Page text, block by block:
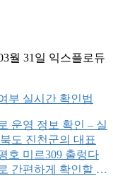
월 31일 익스플로듀
부 실시간 확인법
운영 정보 확인 – 실
도 진천군의 대표
호 미르309 출렁다
간편하게 확인할 수